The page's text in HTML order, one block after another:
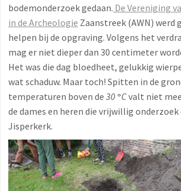
bodemonderzoek gedaan. De Vereniging
in de Archeologie Zaanstreek (AWN) werd
helpen bij de opgraving. Volgens het
mag er niet dieper dan 30 centimeter
Het was die dag bloedheet, gelukkig
wat schaduw. Maar toch! Spitten in de
temperaturen boven de 30°Cvalt niet
de dames en heren die vrijwillig onderzoek
Jisperkerk.